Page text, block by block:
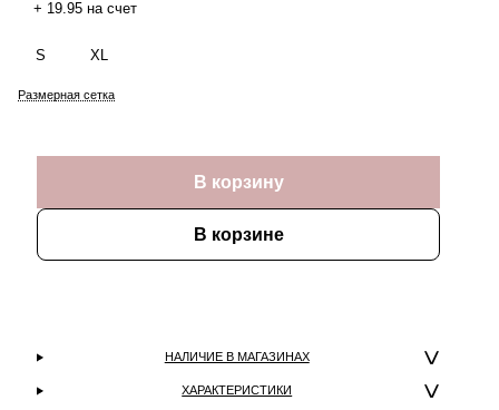
+ 19.95 на счет
S XL
Размерная сетка
В корзину
В корзине
НАЛИЧИЕ В МАГАЗИНАХ
ХАРАКТЕРИСТИКИ